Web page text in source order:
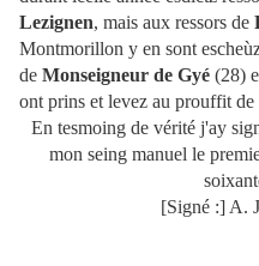
Lezignen, mais aux ressors de
Montmorillon y en sont
de Monseigneur de Gyé (28)
ont prins et levez au prouffit de
En tesmoing de vérité j'ay
mon seing manuel le
[Signé :] A.